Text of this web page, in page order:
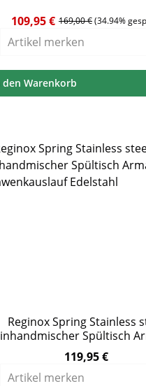
109,95 € Regulärer Preis:
169,00 €(34.94%
Artikel merken
den Warenkorb
Reginox Spring Stainless
Spültisch
Schwenkauslauf Edelstahl
Preis:119,95 €
Artikel merken